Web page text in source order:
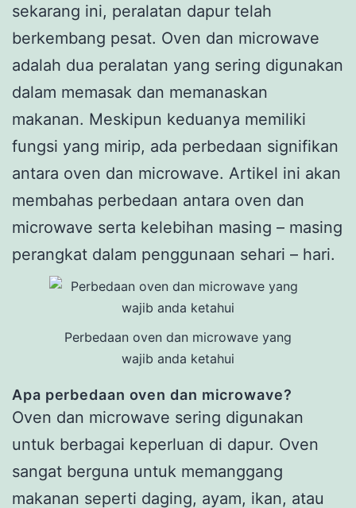
sekarang ini, peralatan dapur telah
berkembang pesat. Oven dan microwave
adalah dua peralatan yang sering digunakan
dalam memasak dan memanaskan
makanan. Meskipun keduanya memiliki
fungsi yang mirip, ada perbedaan signifikan
antara oven dan microwave. Artikel ini akan
membahas perbedaan antara oven dan
microwave serta kelebihan masing – masing
perangkat dalam penggunaan sehari – hari.
Perbedaan oven dan microwave yang
wajib anda ketahui
Apa perbedaan oven dan microwave?
Oven dan microwave sering digunakan
untuk berbagai keperluan di dapur. Oven
sangat berguna untuk memanggang
makanan seperti daging, ayam, ikan, atau